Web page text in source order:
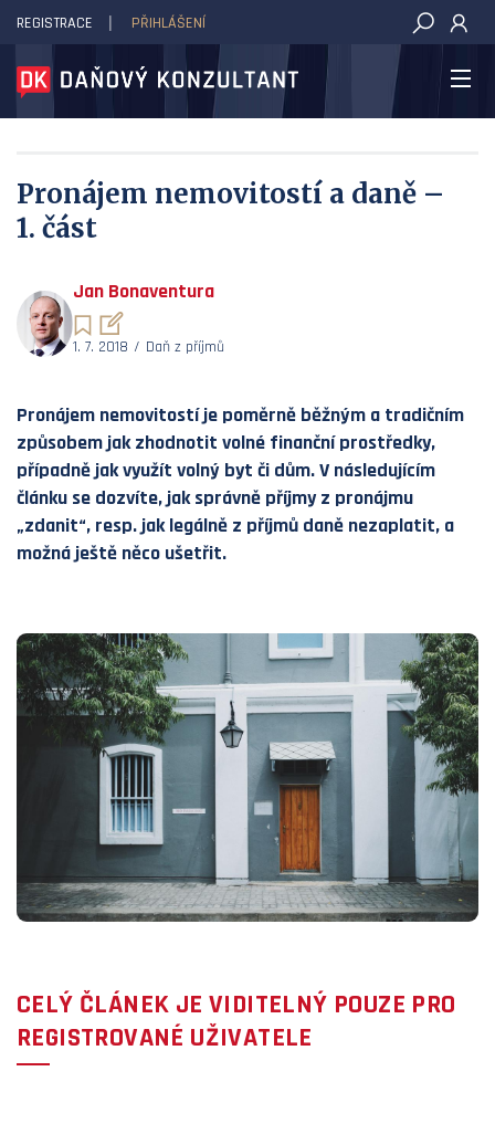
DAŇOVÝ KONZULTANT
REGISTRACE PŘIHLÁŠENÍ
Pronájem nemovitostí a daně –
1. část
Jan Bonaventura
1. 7. 2018 Daň z příjmů
Pronájem nemovitostí je poměrně běžným a tradičním
způsobem jak zhodnotit volné finanční prostředky,
případně jak využít volný byt či dům. V následujícím
článku se dozvíte, jak správně příjmy z pronájmu
„zdanit“, resp. jak legálně z příjmů daně nezaplatit, a
možná ještě něco ušetřit.
CELÝ ČLÁNEK JE VIDITELNÝ POUZE PRO
REGISTROVANÉ UŽIVATELE